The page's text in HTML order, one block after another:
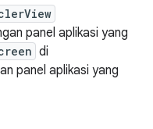
panel aplikasi yang
di
panel aplikasi yang